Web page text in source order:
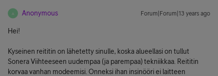
A Anonymous Forum|Forum|13 years ago
Hei!
Kyseinen reititin on lähetetty sinulle, koska alueellasi on tullut
Sonera Viihteeseen uudempaa (ja parempaa) tekniikkaa. Reititin
korvaa vanhan modeemisi. Onneksi ihan insinööri ei laitteen